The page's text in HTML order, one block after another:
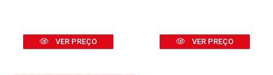
VER PREÇO VER PREÇO